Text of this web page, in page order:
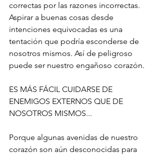
correctas por las razones incorrectas.
Aspirar a buenas cosas desde
intenciones equivocadas es una
tentación que podría esconderse de
nosotros mismos. Así de peligroso
puede ser nuestro engañoso corazón.
ES MÁS FÁCIL CUIDARSE DE
ENEMIGOS EXTERNOS QUE DE
NOSOTROS MISMOS...
Porque algunas avenidas de nuestro
corazón son aún desconocidas para